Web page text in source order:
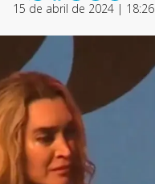
15 de abril de 2024 | 18:26